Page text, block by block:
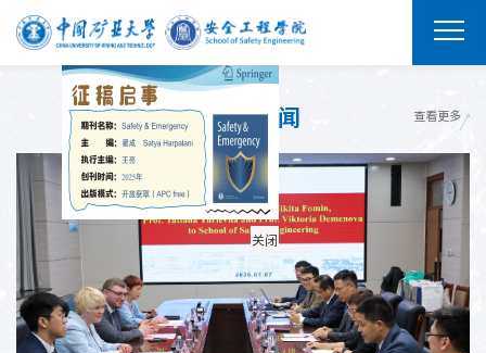
关闭
学院 要闻 查看更多